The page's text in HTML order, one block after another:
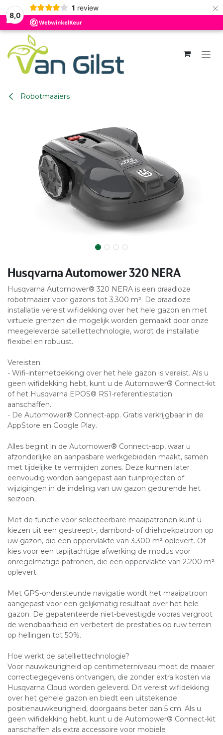
8,0
1 review ×
Overslaan naar inhoud
Robotmaaiers
Husqvarna Automower 320 NERA
Husqvarna Automower® 320 NERA is een draadloze
robotmaaier voor gazons tot 3.300 m². De draadloze
installatie vereist wifidekking over het hele gazon en met
virtuele grenzen die mogelijk worden gemaakt door onze
meegeleverde satelliettechnologie, wordt de installatie
flexibel en robuust.
Vereisten:
- Wifi-internetdekking over het hele gazon​ is vereist. Als u
geen wifidekking hebt, kunt u de Automower® Connect-kit
of het Husqvarna EPOS® RS1-referentiestation
aanschaffen.
- De Automower® Connect-app. Gratis verkrijgbaar in de
AppStore en Google Play.
Alles begint in de Automower® Connect-app, waar u
afzonderlijke en aanpasbare werkgebieden maakt, samen
met tijdelijke te vermijden zones. Deze kunnen later
eenvoudig worden aangepast aan tuinprojecten of
wijzigingen in de indeling van uw gazon gedurende het
seizoen.
Met de functie voor selecteerbare maaipatronen kunt u
kiezen uit een gestreept-, dambord- of driehoekpatroon op
uw gazon, die een oppervlakte van 3.300 m² oplevert. Of
kies voor een tapijtachtige afwerking de modus voor
onregelmatige patronen, die een oppervlakte van 2.200 m²
oplevert.
Met GPS-ondersteunde navigatie wordt het maaipatroon
aangepast voor een gelijkmatig resultaat over het hele
gazon. De gepatenteerde niet-bevestigde vooras vergroot
de wendbaarheid en verbetert de prestaties op ruw terrein
op hellingen tot 50%.
Hoe werkt de satelliettechnologie?
Voor nauwkeurigheid op centimeterniveau moet de maaier
correctiegegevens ontvangen, die zonder extra kosten via
Husqvarna Cloud worden geleverd. Dit vereist wifidekking
over het gehele gazon en biedt een uitstekende
positienauwkeurigheid, doorgaans beter dan 5 cm. Als u
geen wifidekking hebt, kunt u de Automower® Connect-kit
aanschaffen als extra accessoire voor mobiele